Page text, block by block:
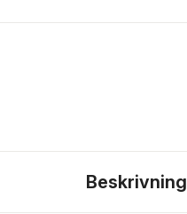
Beskrivning